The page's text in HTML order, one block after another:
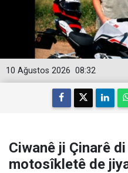
08:32
10 Ağustos 2026
Ciwanê ji Çinarê
motosîkletê de